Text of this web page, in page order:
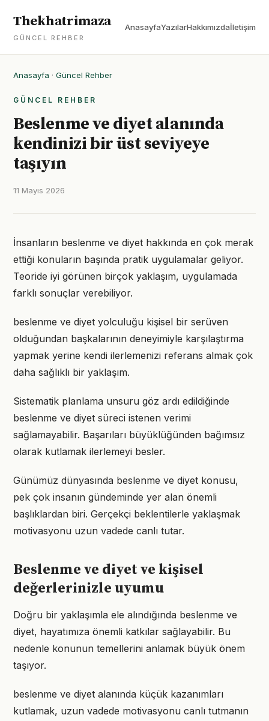
Thekhatrimaza
GÜNCEL REHBER
AnasayfaYazılarHakkımızdaİletişim
Anasayfa · Güncel Rehber
GÜNCEL REHBER
Beslenme ve diyet alanında
kendinizi bir üst seviyeye
taşıyın
11 Mayıs 2026
İnsanların beslenme ve diyet hakkında en çok merak
ettiği konuların başında pratik uygulamalar geliyor.
Teoride iyi görünen birçok yaklaşım, uygulamada
farklı sonuçlar verebiliyor.
beslenme ve diyet yolculuğu kişisel bir serüven
olduğundan başkalarının deneyimiyle karşılaştırma
yapmak yerine kendi ilerlemenizi referans almak çok
daha sağlıklı bir yaklaşım.
Sistematik planlama unsuru göz ardı edildiğinde
beslenme ve diyet süreci istenen verimi
sağlamayabilir. Başarıları büyüklüğünden bağımsız
olarak kutlamak ilerlemeyi besler.
Günümüz dünyasında beslenme ve diyet konusu,
pek çok insanın gündeminde yer alan önemli
başlıklardan biri. Gerçekçi beklentilerle yaklaşmak
motivasyonu uzun vadede canlı tutar.
Beslenme ve diyet ve kişisel
değerlerinizle uyumu
Doğru bir yaklaşımla ele alındığında beslenme ve
diyet, hayatımıza önemli katkılar sağlayabilir. Bu
nedenle konunun temellerini anlamak büyük önem
taşıyor.
beslenme ve diyet alanında küçük kazanımları
kutlamak, uzun vadede motivasyonu canlı tutmanın